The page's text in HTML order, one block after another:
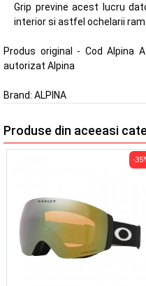
Grip previne acest lucru
interior si astfel ochelarii
Produs original - Cod Alpina
autorizat Alpina
Brand: ALPINA
Produse din aceeasi
-